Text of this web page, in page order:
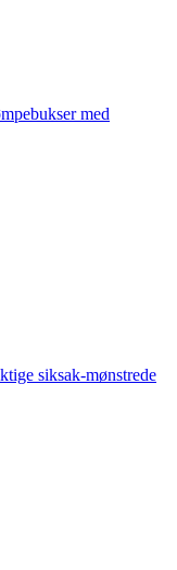
med
siksak-mønstrede